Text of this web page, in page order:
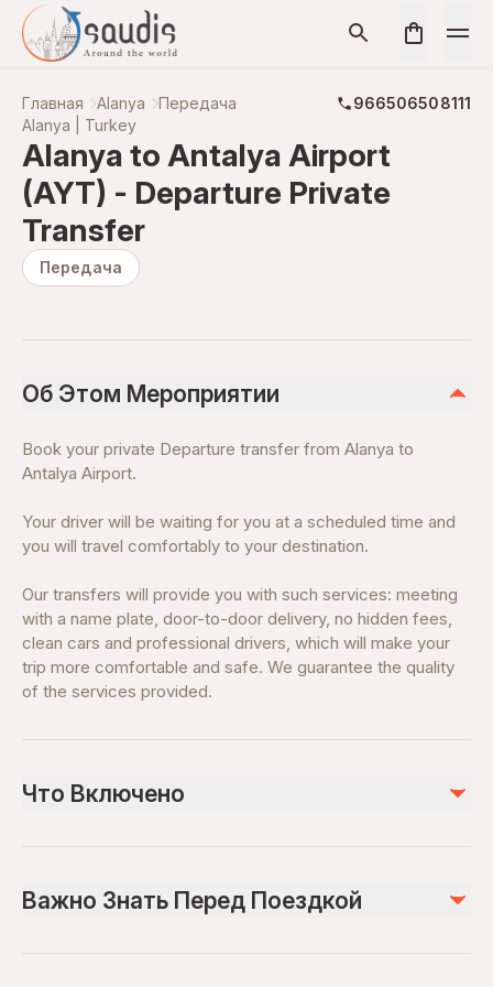
Главная Alanya Передача
966506508111
Alanya | Turkey
Alanya to Antalya Airport
(AYT) - Departure Private
Transfer
Передача
Об Этом Мероприятии
Book your private Departure transfer from Alanya to
Antalya Airport.
Your driver will be waiting for you at a scheduled time and
you will travel comfortably to your destination.
Our transfers will provide you with such services: meeting
with a name plate, door-to-door delivery, no hidden fees,
clean cars and professional drivers, which will make your
trip more comfortable and safe. We guarantee the quality
of the services provided.
Что Включено
All Fees and Taxes
Важно Знать Перед Поездкой